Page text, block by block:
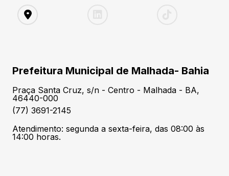
Prefeitura Municipal de Malhada- Bahia
Praça Santa Cruz, s/n - Centro - Malhada - BA,
46440-000
(77) 3691-2145
Atendimento: segunda a sexta-feira, das 08:00 às
14:00 horas.